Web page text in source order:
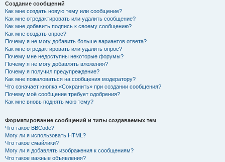
Создание сообщений
Как мне создать новую тему или сообщение?
Как мне отредактировать или удалить сообщение?
Как мне добавить подпись к своему сообщению?
Как мне создать опрос?
Почему я не могу добавить больше вариантов ответа?
Как мне отредактировать или удалить опрос?
Почему мне недоступны некоторые форумы?
Почему я не могу добавлять вложения?
Почему я получил предупреждение?
Как мне пожаловаться на сообщения модератору?
Что означает кнопка «Сохранить» при создании сообщения?
Почему моё сообщение требует одобрения?
Как мне вновь поднять мою тему?
Форматирование сообщений и типы создаваемых тем
Что такое BBCode?
Могу ли я использовать HTML?
Что такое смайлики?
Могу ли я добавлять изображения к сообщениям?
Что такое важные объявления?